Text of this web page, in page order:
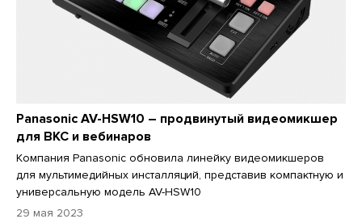
Panasonic AV-HSW10 – продвинутый видеомикшер
для ВКС и вебинаров
Компания Panasonic обновила линейку видеомикшеров
для мультимедийных инсталляций, представив компактную и
универсальную модель AV-HSW10
29 мая 2023